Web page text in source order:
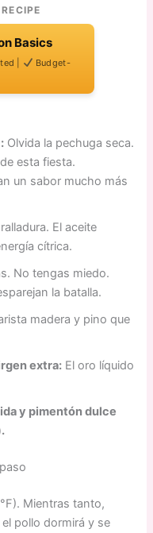
Basics
|
Budget-
Olvida la pechuga seca.
esta fiesta.
un sabor mucho más
El aceite
cítrica.
No tengas miedo.
la batalla.
madera y pino que
extra: El oro líquido
y pimentón dulce
Mientras tanto,
pollo dormirá y se